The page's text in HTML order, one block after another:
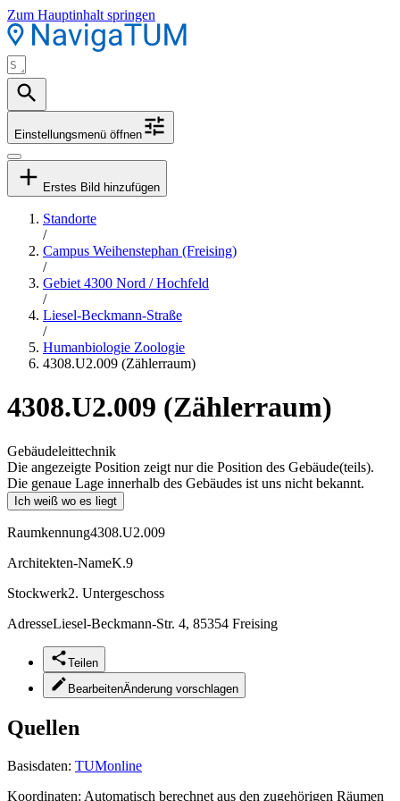
Zum Hauptinhalt springen
Einstellungsmenü öffnen
Erstes Bild hinzufügen
Standorte
/
Campus Weihenstephan (Freising)
/
Gebiet 4300 Nord / Hochfeld
/
Liesel-Beckmann-Straße
/
Humanbiologie Zoologie
4308.U2.009 (Zählerraum)
4308.U2.009 (Zählerraum)
Gebäudeleittechnik
Die angezeigte Position zeigt nur die Position des Gebäude(teils).
Die genaue Lage innerhalb des Gebäudes ist uns nicht bekannt.
Ich weiß wo es liegt
Raumkennung4308.U2.009
Architekten-NameK.9
Stockwerk2. Untergeschoss
AdresseLiesel-Beckmann-Str. 4, 85354 Freising
Teilen
BearbeitenÄnderung vorschlagen
Quellen
Basisdaten: TUMonline
Koordinaten: Automatisch berechnet aus den zugehörigen Räumen